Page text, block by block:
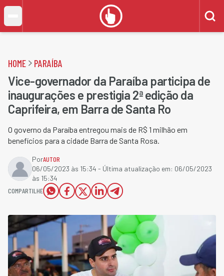
HOME PARAÍBA
Vice-governador da Paraíba participa de
inaugurações e prestigia 2ª edição da
Caprifeira, em Barra de Santa Ro
O governo da Paraíba entregou mais de R$ 1 milhão em
benefícios para a cidade Barra de Santa Rosa.
PorAUTOR
06/05/2023 às 15:34 - Última atualização em: 06/05/2023
às 15:34
COMPARTILHE